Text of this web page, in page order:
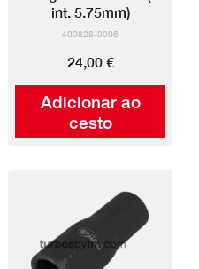
Adicionar ao
cesto
int. 5.75mm)
400828-0006
24,00 €